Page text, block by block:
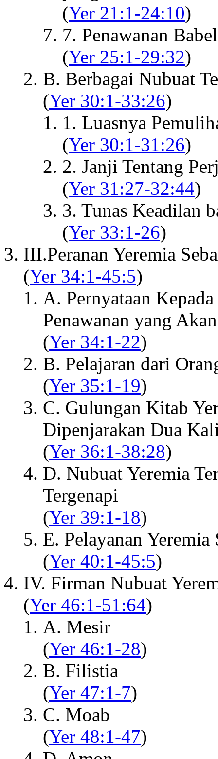
(Yer 21:1-24:10)
7. Penawanan
(Yer 25:1-29:32)
B. Berbagai Nubuat
(Yer 30:1-33:26)
1. Luasnya
(Yer 30:1-31:26)
2. Janji Tentang
(Yer 31:27-32:44)
3. Tunas Keadilan
(Yer 33:1-26)
III.Peranan Yeremia
(Yer 34:1-45:5)
A. Pernyataan
Penawanan yang
(Yer 34:1-22)
B. Pelajaran dari
(Yer 35:1-19)
C. Gulungan Kitab
Dipenjarakan Dua
(Yer 36:1-38:28)
D. Nubuat Yeremia
Tergenapi
(Yer 39:1-18)
E. Pelayanan Yeremia
(Yer 40:1-45:5)
IV. Firman Nubuat
(Yer 46:1-51:64)
A. Mesir
(Yer 46:1-28)
B. Filistia
(Yer 47:1-7)
C. Moab
(Yer 48:1-47)